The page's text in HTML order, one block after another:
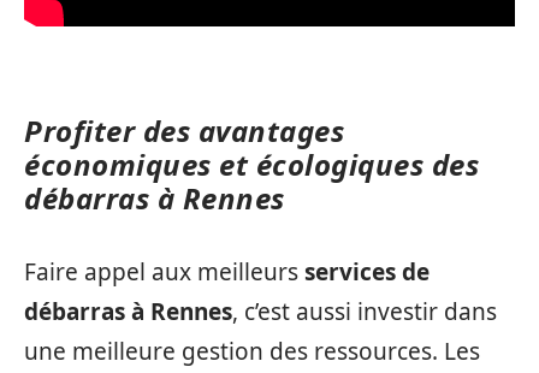
Profiter des avantages
économiques et écologiques des
débarras à Rennes
Faire appel aux meilleursservices de
débarras à Rennes, c’est aussi investir dans
une meilleure gestion des ressources. Les